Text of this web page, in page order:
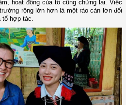
hoạt động của tổ cũng chững lại. Việc
rộng lớn hơn là một rào cản lớn đối
hợp tác.